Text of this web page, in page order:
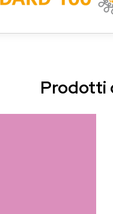
Prodotti